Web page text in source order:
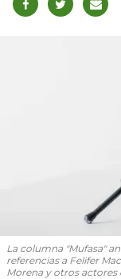
La columna "Mufasa"
referencias a Felifer
Morena y otros